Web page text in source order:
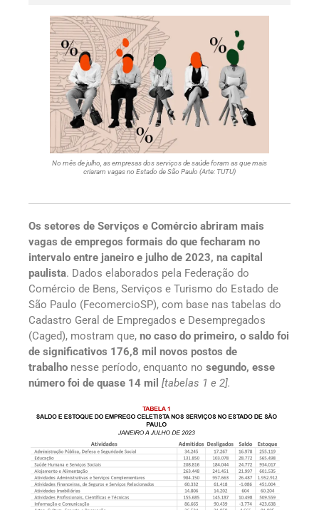
No mês de julho, as empresas dos serviços de saúde foram as que mais
criaram vagas no Estado de São Paulo (Arte: TUTU)
Os setores de Serviços e Comércio abriram mais
vagas de empregos formais do que fecharam no
intervalo entre janeiro e julho de 2023, na capital
paulista. Dados elaborados pela Federação do
Comércio de Bens, Serviços e Turismo do Estado de
São Paulo (FecomercioSP), com base nas tabelas do
Cadastro Geral de Empregados e Desempregados
(Caged), mostram que, no caso do primeiro, o saldo foi
de significativos 176,8 mil novos postos de
trabalho nesse período, enquanto no segundo, esse
número foi de quase 14 mil [tabelas 1 e 2].